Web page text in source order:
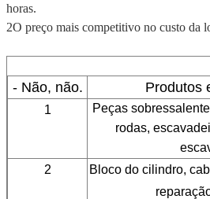
horas.
2O preço mais competitivo no custo da
- Não, não. Produtos
1
Peças
rodas,
2
Bloco do cilindro,